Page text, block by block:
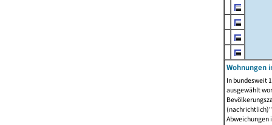
Wohnungen
In bundesweit
ausgewählt
Abweichungen